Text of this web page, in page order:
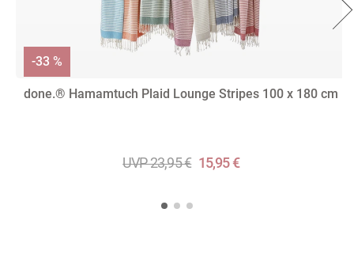
done.® Hamamtuch Plaid Lounge Stripes 100 x 180 cm
UVP 23,95 € 15,95 €
-33 %